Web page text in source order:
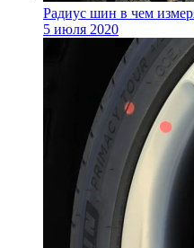
Радиус шин в чем
5 июля 2020